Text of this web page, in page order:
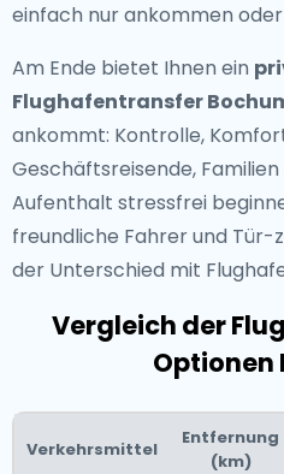
einfach nur ankommen
Am Ende bietet Ihnen ein
Flughafentransfer
ankommt: Kontrolle,
Geschäftsreisende,
Aufenthalt stressfrei
freundliche Fahrer und Tür-
der Unterschied mit
Vergleich der
Optionen
Verkehrsmittel
Entfernung
(km)